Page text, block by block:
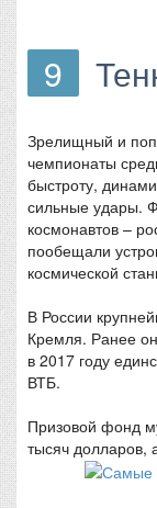
9
Зрелищный и
чемпионаты
быстроту,
сильные удары.
космонавтов –
пообещали
космической
В России
Кремля. Ранее
в 2017 году
ВТБ.
Призовой фонд
тысяч долларов,